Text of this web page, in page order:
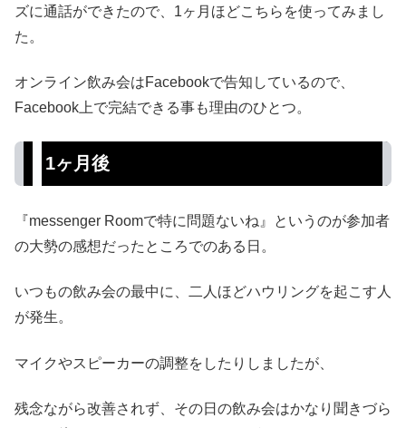
ズに通話ができたので、1ヶ月ほどこちらを使ってみまし
た。
オンライン飲み会はFacebookで告知しているので、
Facebook上で完結できる事も理由のひとつ。
1ヶ月後
『messenger Roomで特に問題ないね』というのが参加者
の大勢の感想だったところでのある日。
いつもの飲み会の最中に、二人ほどハウリングを起こす人
が発生。
マイクやスピーカーの調整をしたりしましたが、
残念ながら改善されず、その日の飲み会はかなり聞きづら